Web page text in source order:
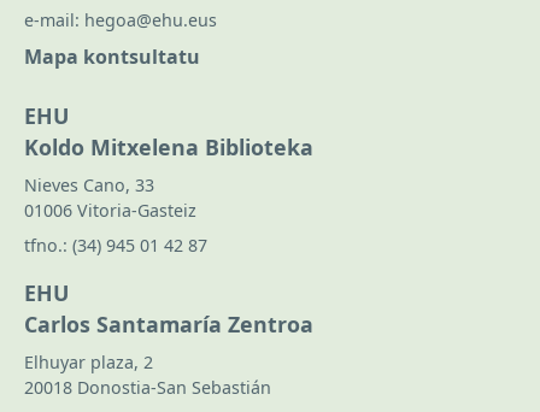
e-mail: hegoa@ehu.eus
Mapa kontsultatu
EHU
Koldo Mitxelena Biblioteka
Nieves Cano, 33
01006 Vitoria-Gasteiz
tfno.: (34) 945 01 42 87
EHU
Carlos Santamaría Zentroa
Elhuyar plaza, 2
20018 Donostia-San Sebastián